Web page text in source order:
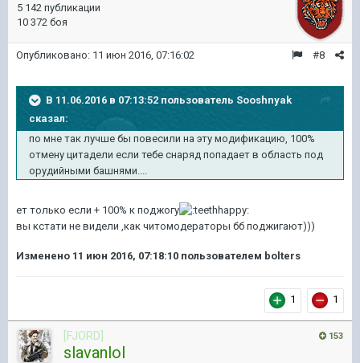
5 142 публикации
10 372 боя
#8
Опубликовано: 11 июн 2016, 07:16:02
В 11.06.2016 в 07:13:52 пользователь Sooshnyak
сказал:
по мне так лучше бы повесили на эту модификацию, 100%
отмену цитадели если тебе снаряд попадает в область под
орудийными башнями....
ет только если + 100% к поджогу
вы кстати не видели ,как читомодераторы бб поджигают)))
Изменено 11 июн 2016, 07:18:10 пользователем bolters
1 1
153
[FJORD]
slavanlol